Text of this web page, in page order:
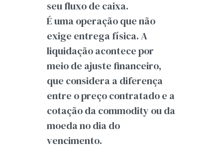
seu fluxo de caixa.
É uma operação que não
exige entrega física. A
liquidação acontece por
meio de ajuste financeiro,
que considera a diferença
entre o preço contratado e a
cotação da commodity ou da
moeda no dia do
vencimento.